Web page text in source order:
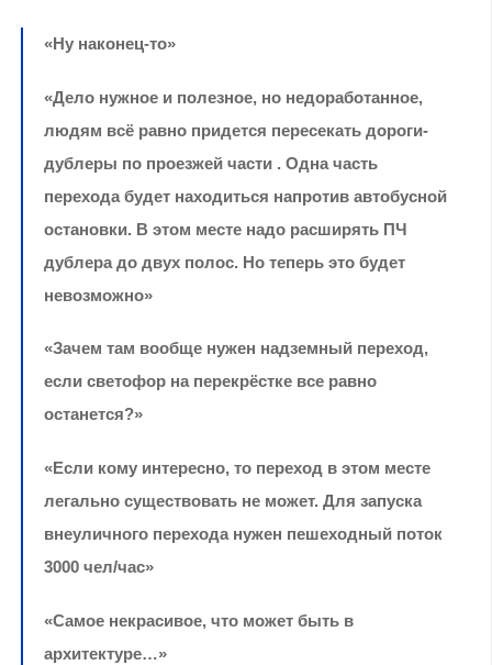
«Ну наконец-то»
«Дело нужное и полезное, но недоработанное,
людям всё равно придется пересекать дороги-
дублеры по проезжей части . Одна часть
перехода будет находиться напротив автобусной
остановки. В этом месте надо расширять ПЧ
дублера до двух полос. Но теперь это будет
невозможно»
«Зачем там вообще нужен надземный переход,
если светофор на перекрёстке все равно
останется?»
«Если кому интересно, то переход в этом месте
легально существовать не может. Для запуска
внеуличного перехода нужен пешеходный поток
3000 чел/час»
«Самое некрасивое, что может быть в
архитектуре…»